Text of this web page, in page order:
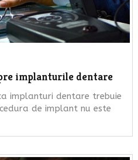
implanturile dentare
implanturi dentare trebuie
de implant nu este